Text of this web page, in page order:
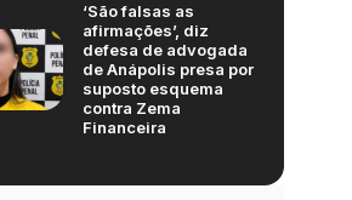
‘São falsas as
afirmações’, diz
defesa de advogada
de Anápolis presa por
suposto esquema
contra Zema
Financeira